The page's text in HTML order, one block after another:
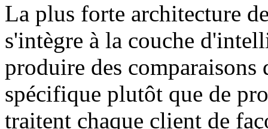
La plus forte architecture
s'intègre à la couche
produire des
spécifique plutôt que de
traitent chaque client de